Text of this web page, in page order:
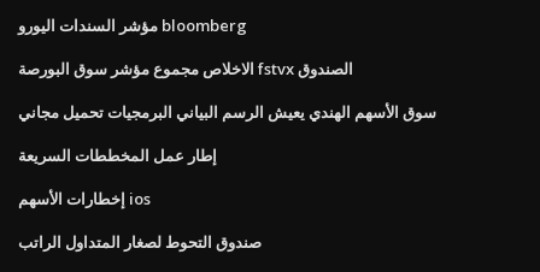
مؤشر السندات اليورو bloomberg
الاخلاص مجموع مؤشر سوق البورصة fstvx الصندوق
سوق الأسهم الهندي يعيش الرسم البياني البرمجيات تحميل مجاني
إطار عمل المخططات السريعة
إخطارات الأسهم ios
صندوق التحوط لصغار المتداول الراتب